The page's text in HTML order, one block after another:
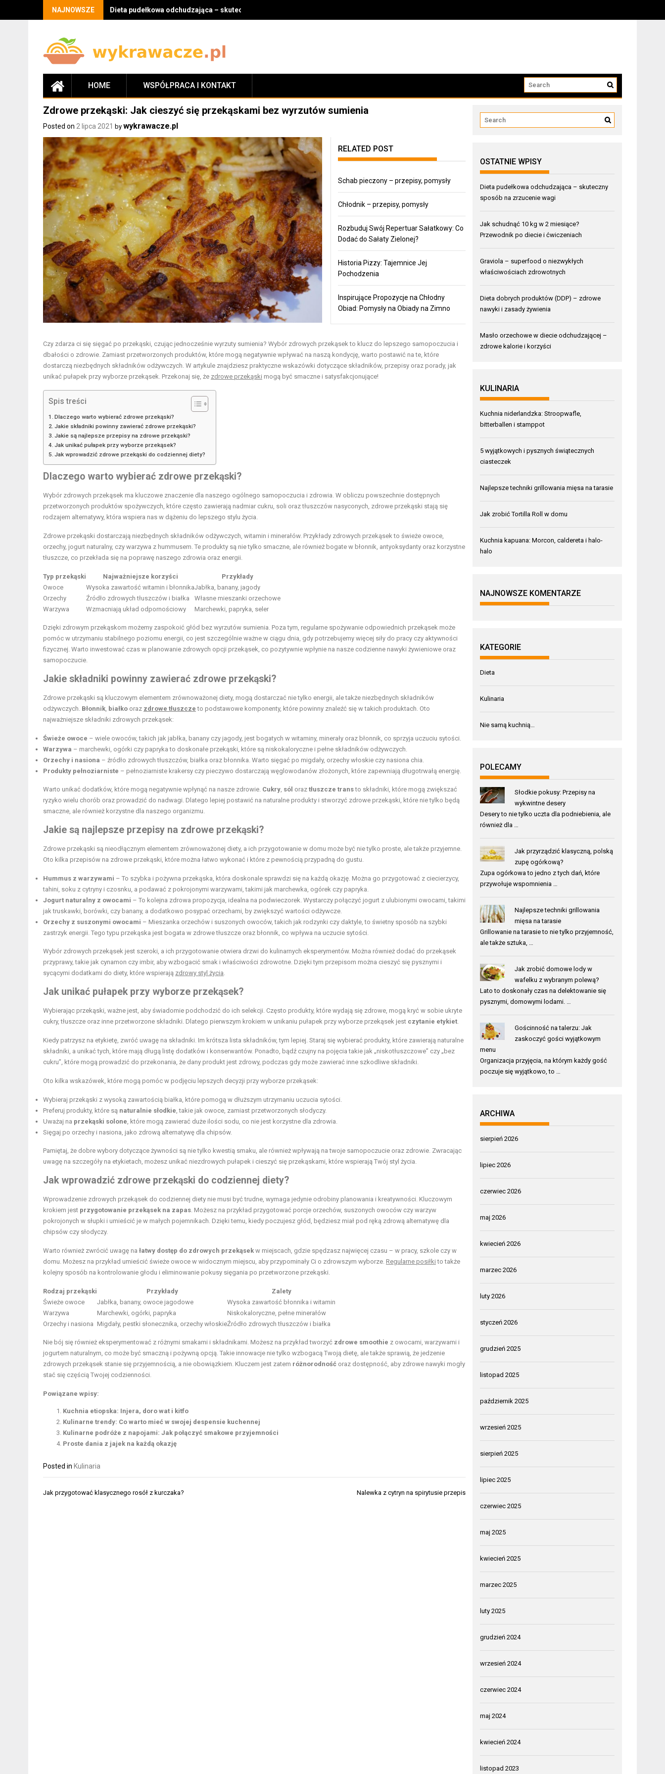
NAJNOWSZE Dieta pudełkowa odchudzająca – skuteczny sposób na zrzucenie wagi
HOME WSPÓŁPRACA I KONTAKT
Zdrowe przekąski: Jak cieszyć się przekąskami bez wyrzutów sumienia
Posted on 2 lipca 2021 by wykrawacze.pl
RELATED POST
Schab pieczony – przepisy, pomysły
Chłodnik – przepisy, pomysły
Rozbuduj Swój Repertuar Sałatkowy: Co
Dodać do Sałaty Zielonej?
Historia Pizzy: Tajemnice Jej
Pochodzenia
Inspirujące Propozycje na Chłodny
Obiad: Pomysły na Obiady na Zimno
Czy zdarza ci się sięgać po przekąski, czując jednocześnie wyrzuty sumienia? Wybór zdrowych przekąsek to klucz do lepszego samopoczucia i
dbałości o zdrowie. Zamiast przetworzonych produktów, które mogą negatywnie wpływać na naszą kondycję, warto postawić na te, które
dostarczą niezbędnych składników odżywczych. W artykule znajdziesz praktyczne wskazówki dotyczące składników, przepisy oraz porady, jak
unikać pułapek przy wyborze przekąsek. Przekonaj się, że zdrowe przekąski mogą być smaczne i satysfakcjonujące!
Spis treści
Dlaczego warto wybierać zdrowe przekąski?
Jakie składniki powinny zawierać zdrowe przekąski?
Jakie są najlepsze przepisy na zdrowe przekąski?
Jak unikać pułapek przy wyborze przekąsek?
Jak wprowadzić zdrowe przekąski do codziennej diety?
Dlaczego warto wybierać zdrowe przekąski?
Wybór zdrowych przekąsek ma kluczowe znaczenie dla naszego ogólnego samopoczucia i zdrowia. W obliczu powszechnie dostępnych
przetworzonych produktów spożywczych, które często zawierają nadmiar cukru, soli oraz tłuszczów nasyconych, zdrowe przekąski stają się
rodzajem alternatywy, która wspiera nas w dążeniu do lepszego stylu życia.
Zdrowe przekąski dostarczają niezbędnych składników odżywczych, witamin i minerałów. Przykłady zdrowych przekąsek to świeże owoce,
orzechy, jogurt naturalny, czy warzywa z hummusem. Te produkty są nie tylko smaczne, ale również bogate w błonnik, antyoksydanty oraz korzystne
tłuszcze, co przekłada się na poprawę naszego zdrowia oraz energii.
Typ przekąski Najważniejsze korzyści
Przykłady
Owoce
Wysoka zawartość witamin i błonnikaJabłka, banany, jagody
Orzechy
Źródło zdrowych tłuszczów i białka
Własne mieszanki orzechowe
Warzywa
Wzmacniają układ odpornościowy Marchewki, papryka, seler
Dzięki zdrowym przekąskom możemy zaspokoić głód bez wyrzutów sumienia. Poza tym, regularne spożywanie odpowiednich przekąsek może
pomóc w utrzymaniu stabilnego poziomu energii, co jest szczególnie ważne w ciągu dnia, gdy potrzebujemy więcej siły do pracy czy aktywności
fizycznej. Warto inwestować czas w planowanie zdrowych opcji przekąsek, co pozytywnie wpłynie na nasze codzienne nawyki żywieniowe oraz
samopoczucie.
Jakie składniki powinny zawierać zdrowe przekąski?
Zdrowe przekąski są kluczowym elementem zrównoważonej diety, mogą dostarczać nie tylko energii, ale także niezbędnych składników
odżywczych. Błonnik, białko oraz zdrowe tłuszcze to podstawowe komponenty, które powinny znaleźć się w takich produktach. Oto
najważniejsze składniki zdrowych przekąsek:
Świeże owoce – wiele owoców, takich jak jabłka, banany czy jagody, jest bogatych w witaminy, minerały oraz błonnik, co sprzyja uczuciu sytości.
Warzywa – marchewki, ogórki czy papryka to doskonałe przekąski, które są niskokaloryczne i pełne składników odżywczych.
Orzechy i nasiona – źródło zdrowych tłuszczów, białka oraz błonnika. Warto sięgać po migdały, orzechy włoskie czy nasiona chia.
Produkty pełnoziarniste – pełnoziarniste krakersy czy pieczywo dostarczają węglowodanów złożonych, które zapewniają długotrwałą energię.
Warto unikać dodatków, które mogą negatywnie wpłynąć na nasze zdrowie. Cukry, sól oraz tłuszcze transto składniki, które mogą zwiększać
ryzyko wielu chorób oraz prowadzić do nadwagi. Dlatego lepiej postawić na naturalne produkty i stworzyć zdrowe przekąski, które nie tylko będą
smaczne, ale również korzystne dla naszego organizmu.
Jakie są najlepsze przepisy na zdrowe przekąski?
Zdrowe przekąski są nieodłącznym elementem zrównoważonej diety, a ich przygotowanie w domu może być nie tylko proste, ale także przyjemne.
Oto kilka przepisów na zdrowe przekąski, które można łatwo wykonać i które z pewnością przypadną do gustu.
Hummus z warzywami – To szybka i pożywna przekąska, która doskonale sprawdzi się na każdą okazję. Można go przygotować z ciecierzycy,
tahini, soku z cytryny i czosnku, a podawać z pokrojonymi warzywami, takimi jak marchewka, ogórek czy papryka.
Jogurt naturalny z owocami – To kolejna zdrowa propozycja, idealna na podwieczorek. Wystarczy połączyć jogurt z ulubionymi owocami, takimi
jak truskawki, borówki, czy banany, a dodatkowo posypać orzechami, by zwiększyć wartości odżywcze.
Orzechy z suszonymi owocami – Mieszanka orzechów i suszonych owoców, takich jak rodzynki czy daktyle, to świetny sposób na szybki
zastrzyk energii. Tego typu przekąska jest bogata w zdrowe tłuszcze oraz błonnik, co wpływa na uczucie sytości.
Wybór zdrowych przekąsek jest szeroki, a ich przygotowanie otwiera drzwi do kulinarnych eksperymentów. Można również dodać do przekąsek
przyprawy, takie jak cynamon czy imbir, aby wzbogacić smak i właściwości zdrowotne. Dzięki tym przepisom można cieszyć się pysznymi i
sycącymi dodatkami do diety, które wspierają zdrowy styl życia.
Jak unikać pułapek przy wyborze przekąsek?
Wybierając przekąski, ważne jest, aby świadomie podchodzić do ich selekcji. Często produkty, które wydają się zdrowe, mogą kryć w sobie ukryte
cukry, tłuszcze oraz inne przetworzone składniki. Dlatego pierwszym krokiem w unikaniu pułapek przy wyborze przekąsek jest czytanie etykiet.
Kiedy patrzysz na etykietę, zwróć uwagę na składniki. Im krótsza lista składników, tym lepiej. Staraj się wybierać produkty, które zawierają naturalne
składniki, a unikać tych, które mają długą listę dodatków i konserwantów. Ponadto, bądź czujny na pojęcia takie jak „niskotłuszczowe” czy „bez
cukru”, które mogą prowadzić do przekonania, że dany produkt jest zdrowy, podczas gdy może zawierać inne szkodliwe składniki.
Oto kilka wskazówek, które mogą pomóc w podjęciu lepszych decyzji przy wyborze przekąsek:
Wybieraj przekąski z wysoką zawartością białka, które pomogą w dłuższym utrzymaniu uczucia sytości.
Preferuj produkty, które są naturalnie słodkie, takie jak owoce, zamiast przetworzonych słodyczy.
Uważaj na przekąski solone, które mogą zawierać duże ilości sodu, co nie jest korzystne dla zdrowia.
Sięgaj po orzechy i nasiona, jako zdrową alternatywę dla chipsów.
Pamiętaj, że dobre wybory dotyczące żywności są nie tylko kwestią smaku, ale również wpływają na twoje samopoczucie oraz zdrowie. Zwracając
uwagę na szczegóły na etykietach, możesz unikać niezdrowych pułapek i cieszyć się przekąskami, które wspierają Twój styl życia.
Jak wprowadzić zdrowe przekąski do codziennej diety?
Wprowadzenie zdrowych przekąsek do codziennej diety nie musi być trudne, wymaga jedynie odrobiny planowania i kreatywności. Kluczowym
krokiem jest przygotowanie przekąsek na zapas. Możesz na przykład przygotować porcje orzechów, suszonych owoców czy warzyw
pokrojonych w słupki i umieścić je w małych pojemnikach. Dzięki temu, kiedy poczujesz głód, będziesz miał pod ręką zdrową alternatywę dla
chipsów czy słodyczy.
Warto również zwrócić uwagę na łatwy dostęp do zdrowych przekąsek w miejscach, gdzie spędzasz najwięcej czasu – w pracy, szkole czy w
domu. Możesz na przykład umieścić świeże owoce w widocznym miejscu, aby przypominały Ci o zdrowszym wyborze. Regularne posiłki to także
kolejny sposób na kontrolowanie głodu i eliminowanie pokusy sięgania po przetworzone przekąski.
Rodzaj przekąski Przykłady
Zalety
Świeże owoce
Jabłka, banany, owoce jagodowe
Wysoka zawartość błonnika i witamin
Warzywa
Marchewki, ogórki, papryka
Niskokaloryczne, pełne minerałów
Orzechy i nasiona Migdały, pestki słonecznika, orzechy włoskieŹródło zdrowych tłuszczów i białka
Nie bój się również eksperymentować z różnymi smakami i składnikami. Możesz na przykład tworzyć zdrowe smoothie z owocami, warzywami i
jogurtem naturalnym, co może być smaczną i pożywną opcją. Takie innowacje nie tylko wzbogacą Twoją dietę, ale także sprawią, że jedzenie
zdrowych przekąsek stanie się przyjemnością, a nie obowiązkiem. Kluczem jest zatem różnorodność oraz dostępność, aby zdrowe nawyki mogły
stać się częścią Twojej codzienności.
Powiązane wpisy:
Kuchnia etiopska: Injera, doro wat i kitfo
Kulinarne trendy: Co warto mieć w swojej despensie kuchennej
Kulinarne podróże z napojami: Jak połączyć smakowe przyjemności
Proste dania z jajek na każdą okazję
Posted in Kulinaria
Nawigacja
Jak przygotować klasycznego rosół z kurczaka? Nalewka z cytryn na spirytusie przepis
OSTATNIE WPISY
Dieta pudełkowa odchudzająca – skuteczny
sposób na zrzucenie wagi
Jak schudnąć 10 kg w 2 miesiące?
Przewodnik po diecie i ćwiczeniach
Graviola – superfood o niezwykłych
właściwościach zdrowotnych
Dieta dobrych produktów (DDP) – zdrowe
nawyki i zasady żywienia
Masło orzechowe w diecie odchudzającej –
zdrowe kalorie i korzyści
KULINARIA
Kuchnia niderlandzka: Stroopwafle,
bitterballen i stamppot
5 wyjątkowych i pysznych świątecznych
ciasteczek
Najlepsze techniki grillowania mięsa na tarasie
Jak zrobić Tortilla Roll w domu
Kuchnia kapuana: Morcon, caldereta i halo-
halo
NAJNOWSZE KOMENTARZE
KATEGORIE
Dieta
Kulinaria
Nie samą kuchnią…
POLECAMY
Słodkie pokusy: Przepisy na
wykwintne desery
Desery to nie tylko uczta dla podniebienia, ale
również dla …
Jak przyrządzić klasyczną, polską
zupę ogórkową?
Zupa ogórkowa to jedno z tych dań, które
przywołuje wspomnienia …
Najlepsze techniki grillowania
mięsa na tarasie
Grillowanie na tarasie to nie tylko przyjemność,
ale także sztuka, …
Jak zrobić domowe lody w
wafelku z wybranym polewą?
Lato to doskonały czas na delektowanie się
pysznymi, domowymi lodami. …
Gościnność na talerzu: Jak
zaskoczyć gości wyjątkowym
menu
Organizacja przyjęcia, na którym każdy gość
poczuje się wyjątkowo, to …
ARCHIWA
sierpień 2026
lipiec 2026
czerwiec 2026
maj 2026
kwiecień 2026
marzec 2026
luty 2026
styczeń 2026
grudzień 2025
listopad 2025
październik 2025
wrzesień 2025
sierpień 2025
lipiec 2025
czerwiec 2025
maj 2025
kwiecień 2025
marzec 2025
luty 2025
grudzień 2024
wrzesień 2024
czerwiec 2024
maj 2024
kwiecień 2024
listopad 2023